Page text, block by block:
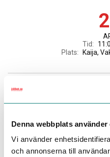
Denna webbplats använder
Vi använder
och annonserna till
Tid:
Plats:
Kaija,
Träffen riktar sig till dig som
bolag. Sedan starten 2020, i
tankar, hämta energi och
att diskutera aktuella ämnen,
samt stötta varandra och